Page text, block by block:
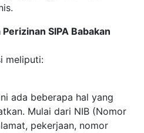
SIPA Babakan
meliputi:
ada beberapa hal yang
Mulai dari NIB (Nomor
pekerjaan, nomor